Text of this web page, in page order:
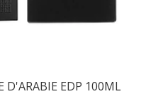
D'ARABIE EDP 100ML